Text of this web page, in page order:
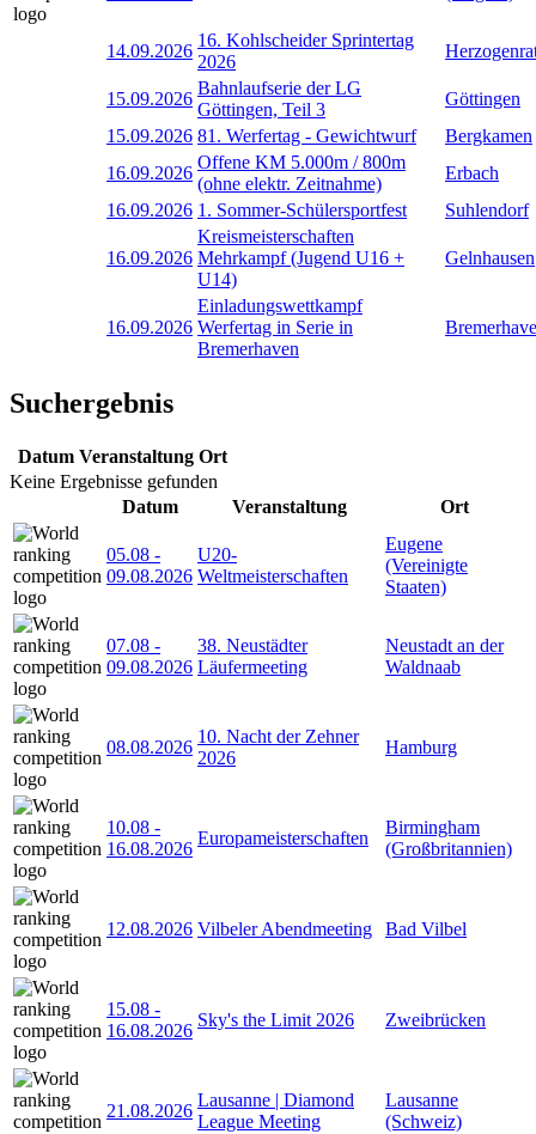
14.09.2026
16. Kohlscheider Sprintertag
2026
15.09.2026
Bahnlaufserie der LG
Göttingen, Teil 3
Göttingen
15.09.2026 81. Werfertag - Gewichtwurf
Bergkamen
16.09.2026
Offene KM 5.000m / 800m
(ohne elektr. Zeitnahme)
Erbach
16.09.2026 1. Sommer-Schülersportfest Suhlendorf
16.09.2026
Kreismeisterschaften
Mehrkampf (Jugend U16 +
U14)
Gelnhausen
16.09.2026
Einladungswettkampf
Werfertag in Serie in
Bremerhaven
Suchergebnis
Datum Veranstaltung Ort
Keine Ergebnisse gefunden
Datum
Veranstaltung Ort
05.08 -
09.08.2026
U20-
Weltmeisterschaften
Eugene
(Vereinigte
Staaten)
07.08 -
09.08.2026
38. Neustädter
Läufermeeting
Neustadt an der
Waldnaab
08.08.2026
10. Nacht der Zehner
2026
Hamburg
10.08 -
16.08.2026
Europameisterschaften
Birmingham
(Großbritannien)
12.08.2026 Vilbeler Abendmeeting Bad Vilbel
15.08 -
16.08.2026
Sky's the Limit 2026 Zweibrücken
21.08.2026
Lausanne | Diamond
League Meeting
Lausanne
(Schweiz)